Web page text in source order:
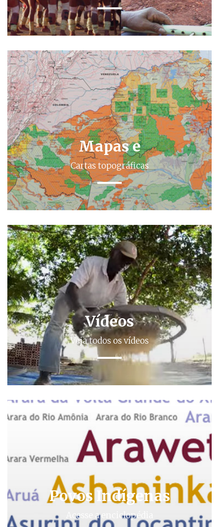
Mapas e
Cartas topográficas
Vídeos
Veja todos os vídeos
Povos Indígenas
Acesse a enciclopédia